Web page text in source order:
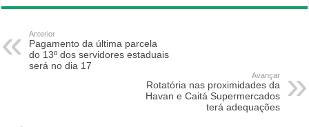
Anterior
Pagamento da última parcela
do 13º dos servidores estaduais
será no dia 17
Avançar
Rotatória nas proximidades da
Havan e Caitá Supermercados
terá adequações